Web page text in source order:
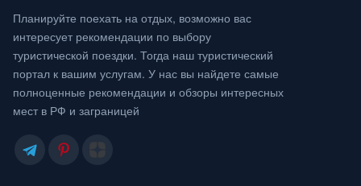
Планируйте поехать на отдых, возможно вас
интересует рекомендации по выбору
туристической поездки. Тогда наш туристический
портал к вашим услугам. У нас вы найдете самые
полноценные рекомендации и обзоры интересных
мест в РФ и заграницей